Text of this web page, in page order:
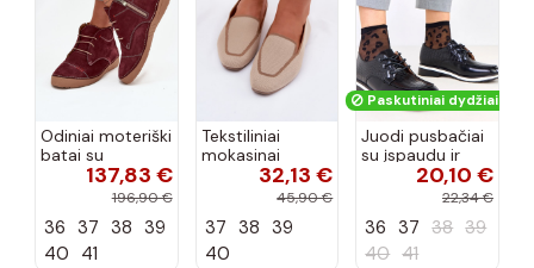
Odiniai moteriški
batai su
siūlėmis, pilies
tipo, Artiker
spalvos
137,83 €
196,90 €
36 37 38 39
40 41
Tekstiliniai
mokasinai
smėlio spalvos
32,13 €
45,90 €
37 38 39
40
Paskutiniai dydžiai!
Juodi pusbačiai
su įspaudu ir
kvadratiniu
priekiu Kerawa
20,10 €
22,34 €
36 37 38 39
40 41